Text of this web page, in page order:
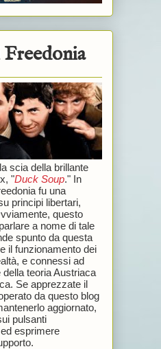
scia della brillante
"Duck Soup." In
fu una
principi libertari,
questo
a nome di tale
spunto da questa
il funzionamento dei
e connessi ad
teoria Austriaca
Se apprezzate il
da questo blog
aggiornato,
pulsanti
esprimere